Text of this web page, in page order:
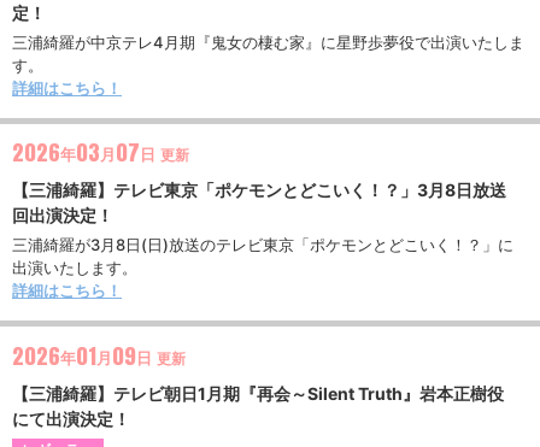
定！
三浦綺羅が中京テレ4月期『鬼女の棲む家』に星野歩夢役で出演いたしま
す。
詳細はこちら！
2026年03月07日 更新
【三浦綺羅】テレビ東京「ポケモンとどこいく！？」3月8日放送
回出演決定！
三浦綺羅が3月8日(日)放送のテレビ東京「ポケモンとどこいく！？」に
出演いたします。
詳細はこちら！
2026年01 月09日 更新
【三浦綺羅】テレビ朝日1月期『再会～Silent Truth』岩本正樹役
にて出演決定！